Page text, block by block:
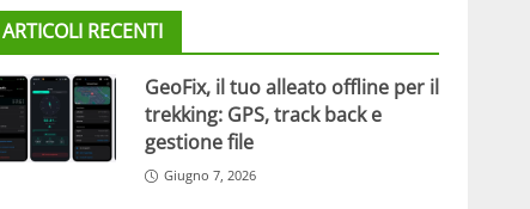
ARTICOLI RECENTI
GeoFix, il tuo alleato offline per il
trekking: GPS, track back e
gestione file
Giugno 7, 2026